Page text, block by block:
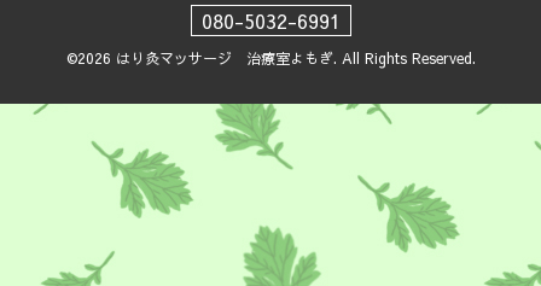
080-5032-6991
©2026 はり灸マッサージ 治療室よもぎ. All Rights Reserved.